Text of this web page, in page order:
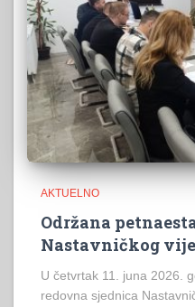
AKTUELNO
Održana
Nastavničkog
U četvrtak 11. juna 2026.
redovna sjednica